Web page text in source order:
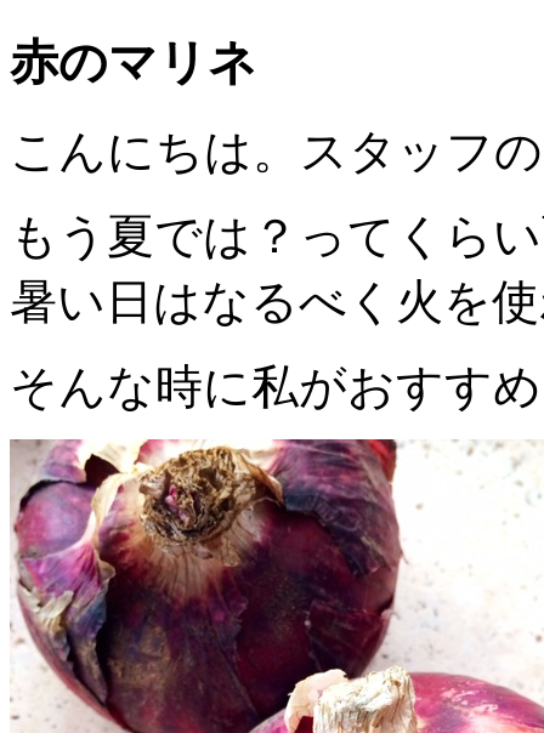
赤のマリネ
こんにちは。スタッフ
もう夏では？ってくら
暑い日はなるべく火を
そんな時に私がおすす